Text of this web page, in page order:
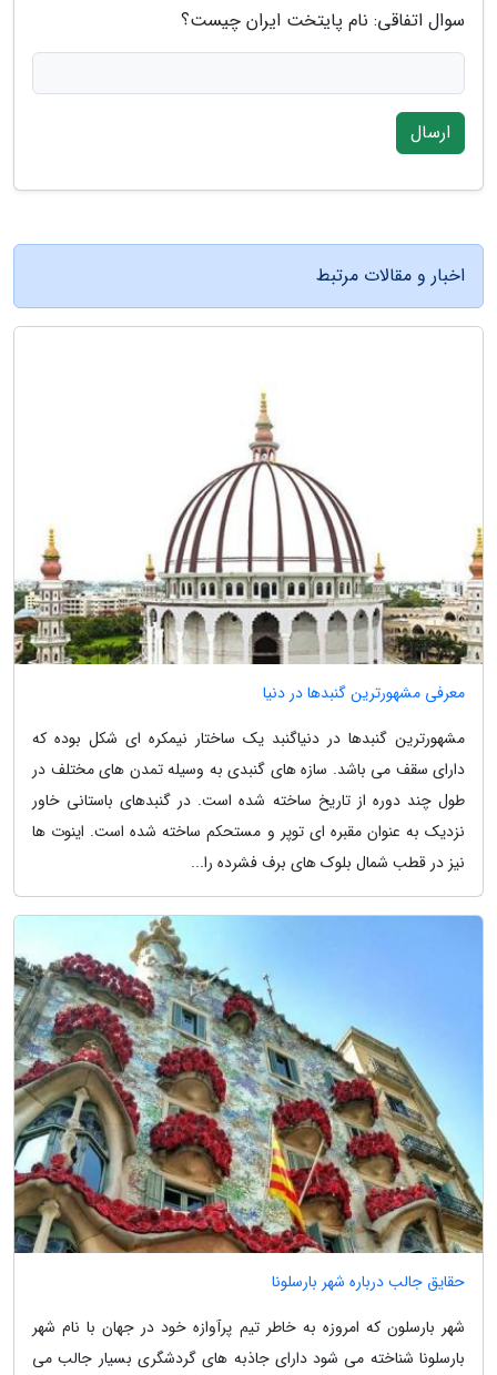
سوال اتفاقی: نام پایتخت ایران چیست؟
ارسال
اخبار و مقالات مرتبط
معرفی مشهورترین گنبدها در دنیا
مشهورترین گنبدها در دنیاگنبد یک ساختار نیمکره ای شکل بوده که
دارای سقف می باشد. سازه های گنبدی به وسیله تمدن های مختلف در
طول چند دوره از تاریخ ساخته شده است. در گنبدهای باستانی خاور
نزدیک به عنوان مقبره ای توپر و مستحکم ساخته شده است. اینوت ها
نیز در قطب شمال بلوک های برف فشرده را...
حقایق جالب درباره شهر بارسلونا
شهر بارسلون که امروزه به خاطر تیم پرآوازه خود در جهان با نام شهر
بارسلونا شناخته می شود دارای جاذبه های گردشگری بسیار جالب می